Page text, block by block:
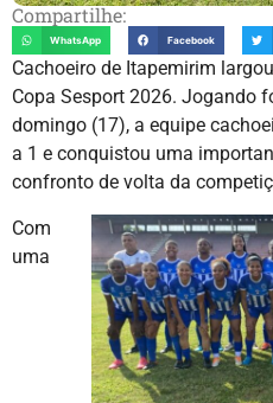
Compartilhe:
WhatsApp Facebook
Cachoeiro de Itapemirim
Copa Sesport 2026. Jogando
domingo (17), a equipe
a 1 e conquistou uma
confronto de volta da
Com
uma